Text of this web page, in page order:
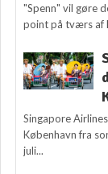
"Spenn" vil gøre
point på tværs af
Singapore
København fra
juli...